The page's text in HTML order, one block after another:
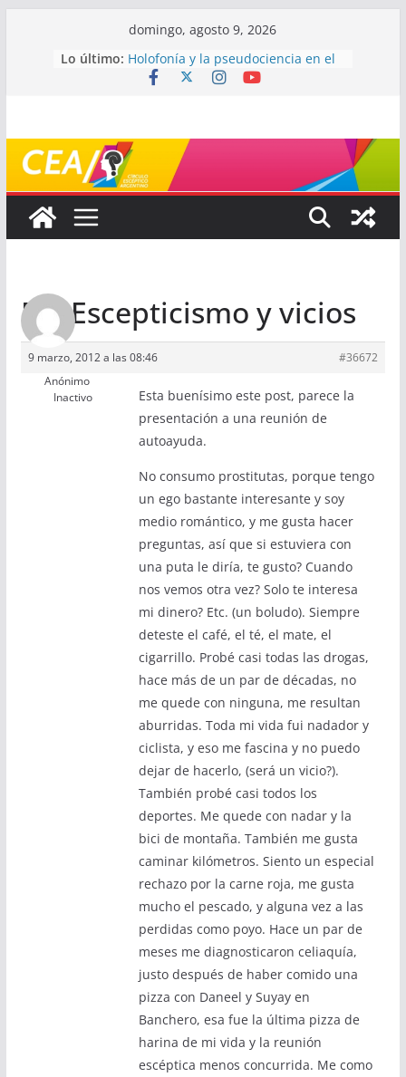
domingo, agosto 9, 2026
Lo último: Holofonía y la pseudociencia en el
audio
Mayéutica (o cómo debatir sin
terminar a los golpes)
Somos menos capaces de lo que
Re: Escepticismo y vicios
9 marzo, 2012 a las 08:46
#36672
Anónimo
Inactivo
Esta buenísimo este post, parece la
presentación a una reunión de
autoayuda.
No consumo prostitutas, porque tengo
un ego bastante interesante y soy
medio romántico, y me gusta hacer
preguntas, así que si estuviera con
una puta le diría, te gusto? Cuando
nos vemos otra vez? Solo te interesa
mi dinero? Etc. (un boludo). Siempre
deteste el café, el té, el mate, el
cigarrillo. Probé casi todas las drogas,
hace más de un par de décadas, no
me quede con ninguna, me resultan
aburridas. Toda mi vida fui nadador y
ciclista, y eso me fascina y no puedo
dejar de hacerlo, (será un vicio?).
También probé casi todos los
deportes. Me quede con nadar y la
bici de montaña. También me gusta
caminar kilómetros. Siento un especial
rechazo por la carne roja, me gusta
mucho el pescado, y alguna vez a las
perdidas como poyo. Hace un par de
meses me diagnosticaron celiaquía,
justo después de haber comido una
pizza con Daneel y Suyay en
Banchero, esa fue la última pizza de
harina de mi vida y la reunión
escéptica menos concurrida. Me como